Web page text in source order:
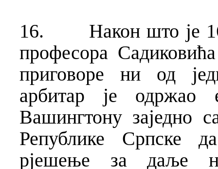
16.
Након што је
професора
приговоре ни од
арбитар је одржао
Вашингтону заједно
Републике Српске
рјешење за даље